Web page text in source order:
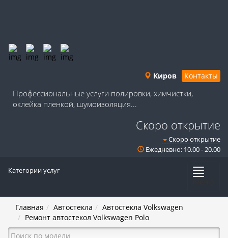
Киров Контакты
Профессиональные услуги полировки, химчистки,
оклейка пленкой, шумоизоляция...
Скоро открытие
Скоро открытие
Ежедневно: 10.00 - 20.00
Категории услуг
Главная Автостекла
Автостекла Volkswagen
Ремонт автостекол Volkswagen Polo